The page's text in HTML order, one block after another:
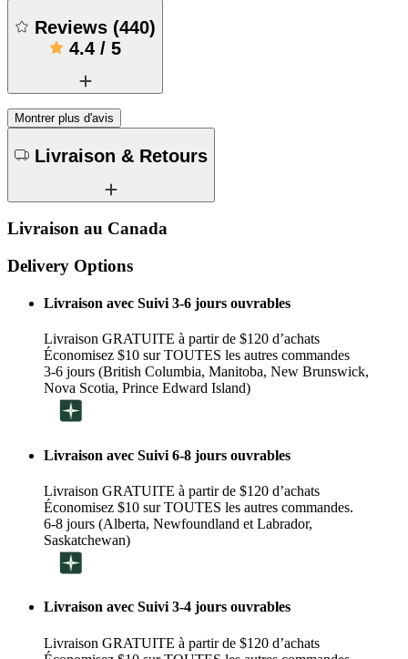
Reviews (440)
4.4 / 5
Montrer plus d'avis
Livraison & Retours
Livraison au Canada
Delivery Options
Livraison avec Suivi 3-6 jours ouvrables
Livraison GRATUITE à partir de $120 d’achats
Économisez $10 sur TOUTES les autres commandes
3-6 jours (British Columbia, Manitoba, New Brunswick,
Nova Scotia, Prince Edward Island)
Livraison avec Suivi 6-8 jours ouvrables
Livraison GRATUITE à partir de $120 d’achats
Économisez $10 sur TOUTES les autres commandes.
6-8 jours (Alberta, Newfoundland et Labrador,
Saskatchewan)
Livraison avec Suivi 3-4 jours ouvrables
Livraison GRATUITE à partir de $120 d’achats